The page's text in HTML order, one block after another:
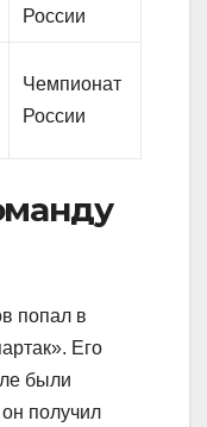
России
Чемпионат
России
попал в
Его
были
получил